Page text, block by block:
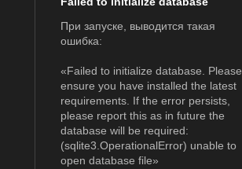
При запуске, выводится такая
ошибка:
«Failed to initialize database. Please
ensure you have installed the latest
requirements. If the error persists,
please report this as in future the
database will be required:
(sqlite3.OperationalError) unable to
open database file»